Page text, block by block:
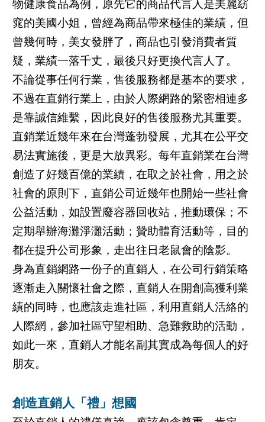
物健康食品為例，原先它的商品代言人是美麗窈
窕的美國小姐，曾經為商品帶來極佳的業績，但
曾幾何時，美女發胖了，商品也引發消費者質
疑，業績一落千丈，最後只好更換代言人了。
不論從事任何行業，售後服務都是基本的要求，
不過在直銷行業上，由於人際網路的緊密相連多
是靠誠信維繫，因此良好的售後服務尤其重要。
直銷業近幾年來在台灣蓬勃發展，尤其在公平交
易法實施後，更是大放異彩。每年直銷業在台灣
創造了好幾百億的業績，在取之於社會，用之於
社會的原則下，直銷公司近幾年也開始一些社會
公益活動，如設置廢容器回收站，推動環保；不
定期舉辦海灘淨灘活動；贊助體育活動等，目的
都在提升公司形象，走出往日老鼠會的陰影。
身為直銷網路一份子的直銷人，在公司行銷策略
逐漸走入關懷社會之際，直銷人在開創高獲利業
績的同時，也應該走進社區，利用直銷人活絡的
人際網，參加社區守望相助、急難救助的活動，
如此一來，直銷人才能名副其實成為每個人的好
朋友。
創造直銷人「禮」想國